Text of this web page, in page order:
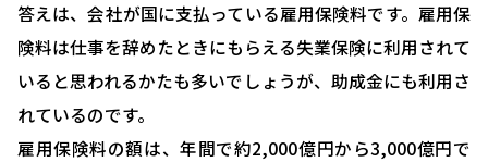
HOME
選ばれる理由
助成金について
答えは、会社が国に支払っている雇用保険料です。雇用保
険料は仕事を辞めたときにもらえる失業保険に利用されて
いると思われるかたも多いでしょうが、助成金にも利用さ
れているのです。
雇用保険料の額は、年間で約2,000億円から3,000億円で